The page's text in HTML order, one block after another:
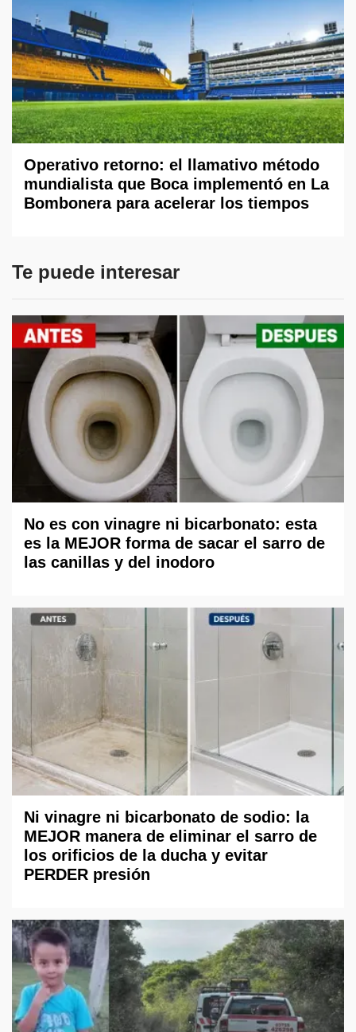
Operativo retorno: el llamativo método
mundialista que Boca implementó en La
Bombonera para acelerar los tiempos
Te puede interesar
No es con vinagre ni bicarbonato: esta
es la MEJOR forma de sacar el sarro de
las canillas y del inodoro
Ni vinagre ni bicarbonato de sodio: la
MEJOR manera de eliminar el sarro de
los orificios de la ducha y evitar
PERDER presión